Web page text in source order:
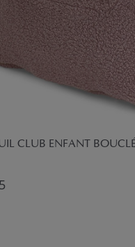
CLUB ENFANT